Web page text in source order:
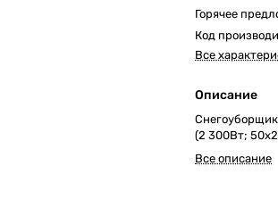
Горячее
Код
Все
Описание
Снегоуборщик
(2 300Вт;
Все описание